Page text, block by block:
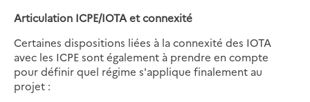
Articulation ICPE/IOTA et connexité
Certaines dispositions liées à la connexité des IOTA
avec les ICPE sont également à prendre en compte
pour définir quel régime s'applique finalement au
projet :